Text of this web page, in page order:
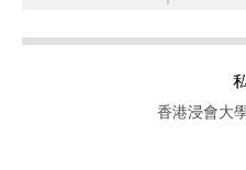
香港浸會大